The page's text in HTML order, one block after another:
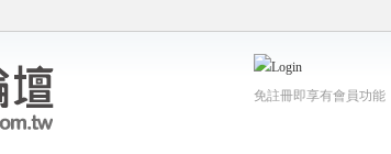
免註冊即享有會員功能